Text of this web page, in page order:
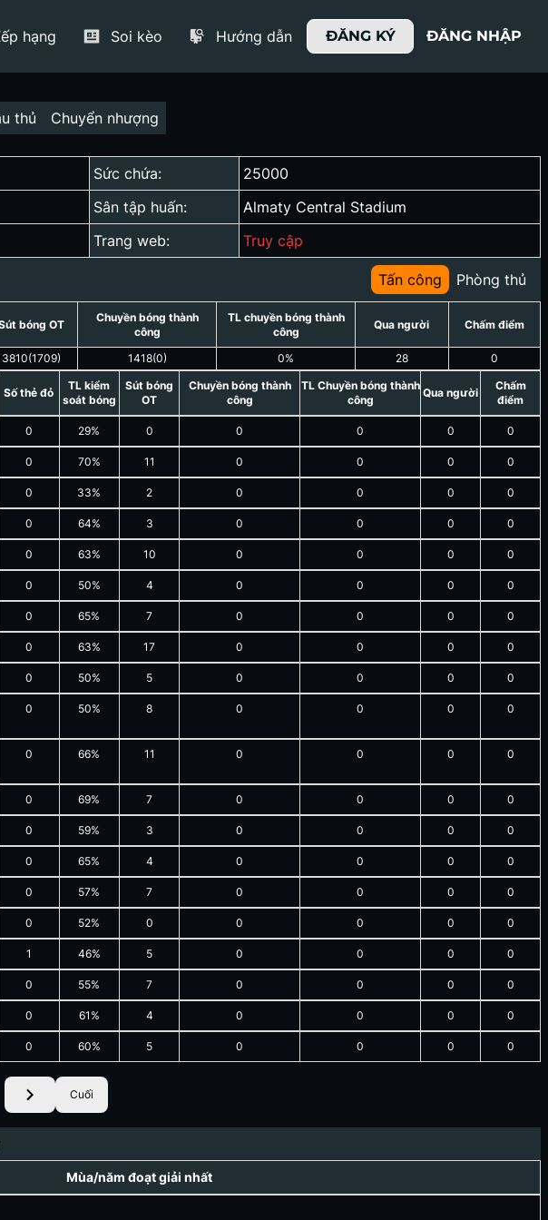
hạng Soi kèo Hướng dẫn ĐĂNG KÝ ĐĂNG NHẬP
thủ Chuyển nhượng
Sức chứa:
25000
Sân tập huấn:
Almaty Central Stadium
Trang web: Truy cập
Tấn công Phòng thủ
bóng OT
3810(1709)
Chuyền bóng thành
công
1418(0)
TL chuyền bóng thành
công
0%
Qua người
28
Chấm điểm
0
Số thẻ đỏ
TL kiểm
soát bóng
Sút bóng
OT
Chuyền bóng thành
công
TL Chuyền bóng thành
công
Qua người
Chấm
điểm
0 29% 0 0 0 0 0
0 70% 11 0 0 0 0
0 33% 2 0 0 0 0
0 64% 3 0 0 0 0
0 63% 10 0 0 0 0
0 50% 4 0 0 0 0
0 65% 7 0 0 0 0
0 63% 17 0 0 0 0
0 50% 5 0 0 0 0
0 50% 8 0 0 0 0
0 66% 11 0 0 0 0
0 69% 7 0 0 0 0
0 59% 3 0 0 0 0
0 65% 4 0 0 0 0
0 57% 7 0 0 0 0
0 52% 0 0 0 0 0
1 46% 5 0 0 0 0
0 55% 7 0 0 0 0
0 61% 4 0 0 0 0
0 60% 5 0 0 0 0
Cuối
Mùa/năm đoạt giải nhất